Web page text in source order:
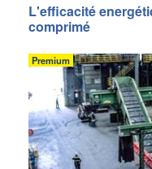
L'efficacité
comprimé
Premium